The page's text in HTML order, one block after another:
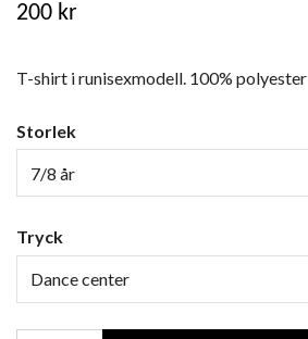
200 kr
T-shirt i runisexmodell. 100% polyester
Storlek
7/8 år
Tryck
Dance center